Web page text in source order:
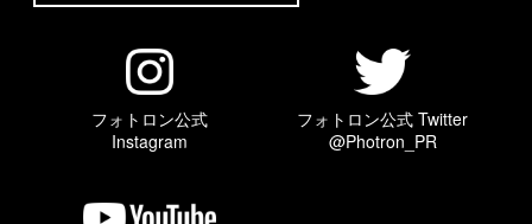
フォトロン公式
Instagram
フォトロン公式 Twitter
@Photron_PR